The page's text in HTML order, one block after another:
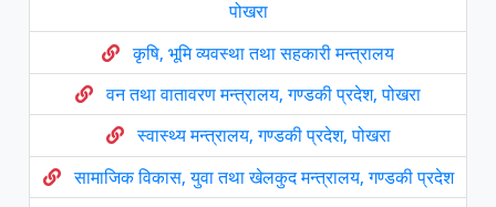
पोखरा
कृषि, भूमि व्यवस्था तथा सहकारी मन्त्रालय
वन तथा वातावरण मन्त्रालय, गण्डकी प्रदेश, पोखरा
स्वास्थ्य मन्त्रालय, गण्डकी प्रदेश, पोखरा
सामाजिक विकास, युवा तथा खेलकुद मन्त्रालय, गण्डकी प्रदेश